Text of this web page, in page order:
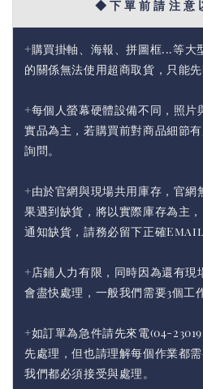
◆ 下 單 前 請 注 意
+購買掛軸、海報、拼圖框...等大
的關係無法使用超商取貨，只能
+每個人螢幕硬體設備不同，照片
實品為主，若購買前對商品細節
詢問。
+由於官網與現場共用庫存，官網
果遇到缺貨，將以實際庫存為主
通知缺貨，請務必留下正確Email
+店鋪人力有限，同時因為還有現
會盡快處理，一般我們需要3個工
+如訂單為急件請先來電(04-
先處理，但也請理解每個作業都
我們都必須接受與處理。